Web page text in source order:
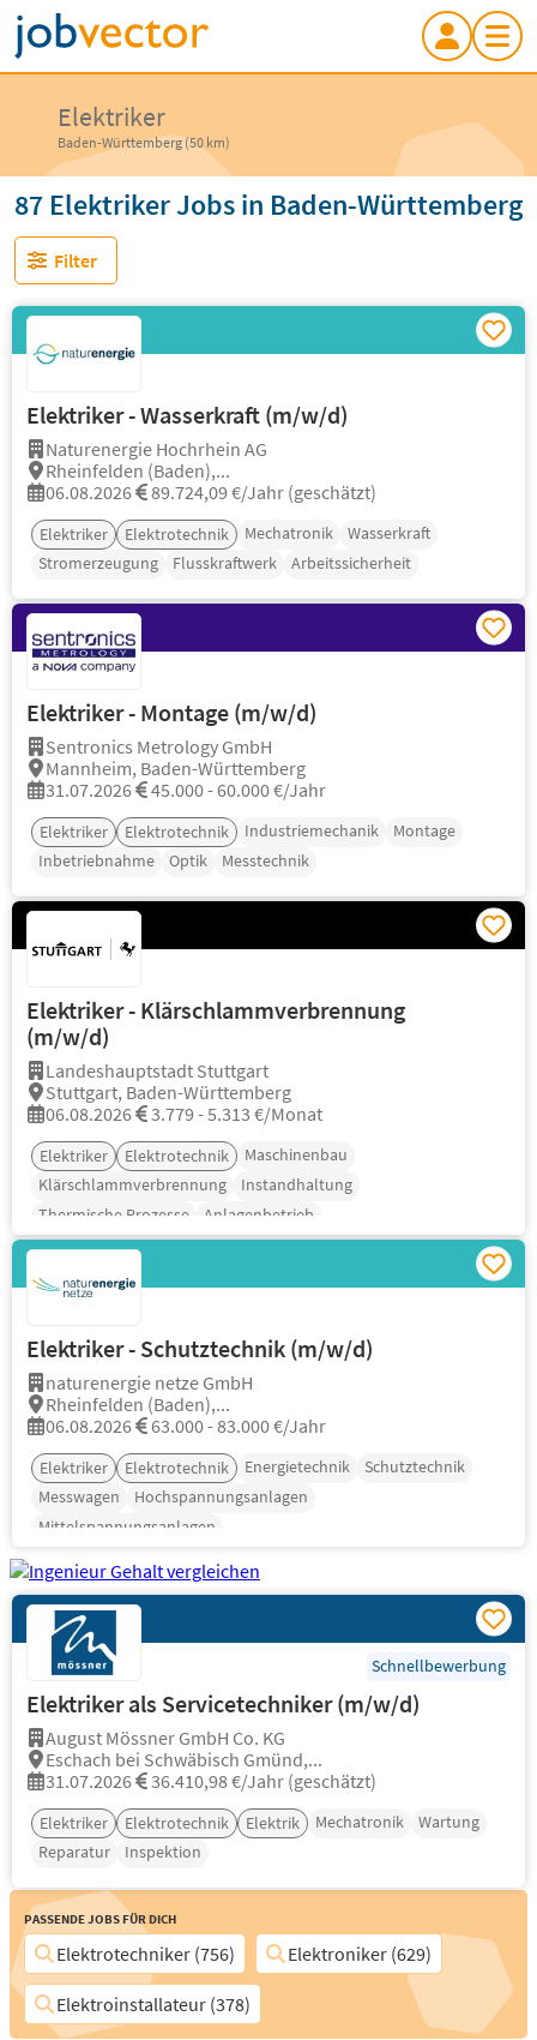
Elektriker
Baden-Württemberg (50 km)
87 Elektriker Jobs in Baden-Württemberg
Filter
Elektriker - Wasserkraft (m/w/d)
Naturenergie Hochrhein AG
Rheinfelden (Baden),...
06.08.2026
89.724,09 €/Jahr (geschätzt)
Elektriker Elektrotechnik Mechatronik
Wasserkraft
Stromerzeugung
Flusskraftwerk Arbeitssicherheit
Elektriker - Montage (m/w/d)
Sentronics Metrology GmbH
Mannheim, Baden-Württemberg
31.07.2026
45.000 - 60.000 €/Jahr
Elektriker Elektrotechnik Industriemechanik
Montage
Inbetriebnahme
Optik Messtechnik
Elektriker - Klärschlammverbrennung
(m/w/d)
Landeshauptstadt Stuttgart
Stuttgart, Baden-Württemberg
06.08.2026
3.779 - 5.313 €/Monat
Elektriker Elektrotechnik
Maschinenbau
Klärschlammverbrennung
Instandhaltung
Thermische Prozesse
Anlagenbetrieb
Elektriker - Schutztechnik (m/w/d)
naturenergie netze GmbH
Rheinfelden (Baden),...
06.08.2026
63.000 - 83.000 €/Jahr
Elektriker Elektrotechnik Energietechnik
Schutztechnik
Messwagen
Hochspannungsanlagen
Mittelspannungsanlagen
Schnellbewerbung
Elektriker als Servicetechniker (m/w/d)
August Mössner GmbH Co. KG
Eschach bei Schwäbisch Gmünd,...
31.07.2026
36.410,98 €/Jahr (geschätzt)
Elektriker Elektrotechnik Elektrik Mechatronik
Wartung
Reparatur
Inspektion
Passende Jobs für Dich
Elektrotechniker (756)
Elektroniker (629)
Elektroinstallateur (378)